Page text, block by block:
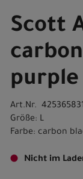
Scott
purple
Art.Nr.
Größe: L
Farbe: carbon
Nicht im